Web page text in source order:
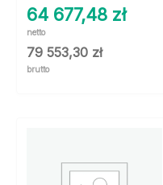
64 677,48 zł
netto
79 553,30 zł
brutto